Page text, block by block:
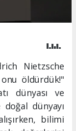
Nietzsche
öldürdük!"
dünyası ve
dünyayı
bilimi